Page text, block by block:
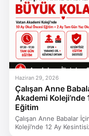
Haziran 29, 2026
Çalışan Anne
Akademi
Eğitim
Çalışan Anne Babalar
Koleji’nde 12 Ay